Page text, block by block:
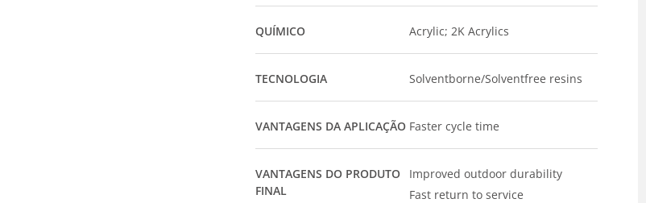
QUÍMICO Acrylic; 2K Acrylics
TECNOLOGIA Solventborne/Solventfree resins
VANTAGENS DA APLICAÇÃO Faster cycle time
VANTAGENS DO PRODUTO
FINAL
Improved outdoor durability
Fast return to service